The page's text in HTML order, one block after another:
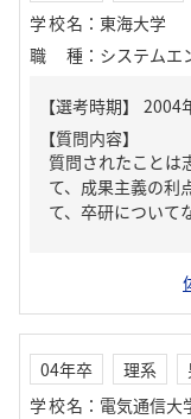
学校名 ： 東海大学
職種 ： システムエ
【質問内容】
質問されたことは
て、成果主義の利
て、卒研について
04年卒 理系
学校名 ： 電気通信大